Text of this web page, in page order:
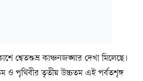
শ্বেতশুভ্র কাঞ্চনজঙ্ঘার দেখা মিলেছে।
ও পৃথিবীর তৃতীয় উচ্চতম এই পর্বতশৃঙ্গ